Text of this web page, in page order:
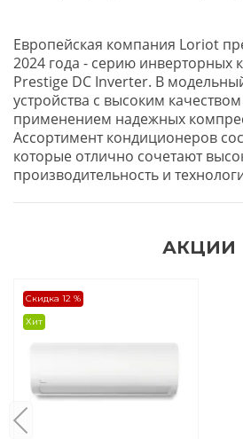
Европейская компания Loriot
2024 года - серию инверторных
Prestige DC Inverter. В
устройства с высоким
применением надежных
Ассортимент кондиционеров
которые отлично сочетают
производительность и
АКЦИИ
Скидка 12 %
Хит